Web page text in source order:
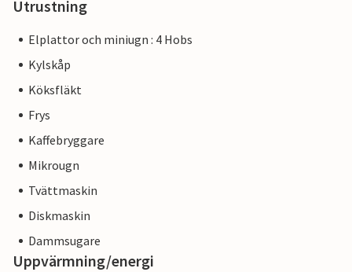
Utrustning
Elplattor och miniugn : 4 Hobs
Kylskåp
Köksfläkt
Frys
Kaffebryggare
Mikrougn
Tvättmaskin
Diskmaskin
Dammsugare
Uppvärmning/energi